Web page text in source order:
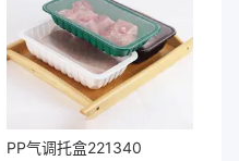
PP气调托盒221340